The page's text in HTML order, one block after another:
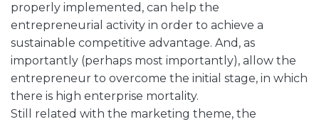
properly implemented, can help the
entrepreneurial activity in order to achieve a
sustainable competitive advantage. And, as
importantly (perhaps most importantly), allow the
entrepreneur to overcome the initial stage, in which
there is high enterprise mortality.
Still related with the marketing theme, the